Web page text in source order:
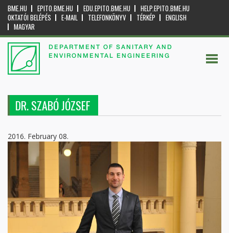
BME.HU EPITO.BME.HU EDU.EPITO.BME.HU
HELP.EPITO.BME.HU
OKTATÓI BELÉPÉS
E-MAIL TELEFONKÖNYV TÉRKÉP
ENGLISH
MAGYAR
DEPARTMENT OF SANITARY AND
ENVIRONMENTAL ENGINEERING
DR. SZABÓ JÓZSEF
2016. February 08.